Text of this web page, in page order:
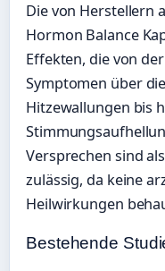
Die von Herstellern
Hormon Balance
Effekten, die von
Symptomen über
Hitzewallungen bis
Versprechen sind
zulässig, da keine
Heilwirkungen
Bestehende